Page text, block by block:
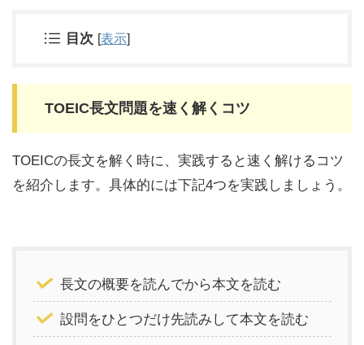
目次 [表示]
TOEIC長文問題を速く解くコツ
TOEICの長文を解く時に、実践すると速く解けるコツ
を紹介します。具体的には下記4つを実践しましょう。
長文の概要を読んでから本文を読む
設問をひとつだけ先読みして本文を読む